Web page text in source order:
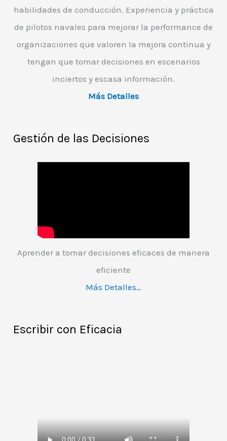
habilidades de conducción. Experiencia y práctica
de pilotos navales para mejorar la performance de
organizaciones que valoren la mejora continua y
tengan que tomar decisiones en escenarios
inciertos y escasa información.
Más Detalles
Gestión de las Decisiones
Aprender a tomar decisiones eficaces de manera
eficiente
Más Detalles…
Escribir con Eficacia